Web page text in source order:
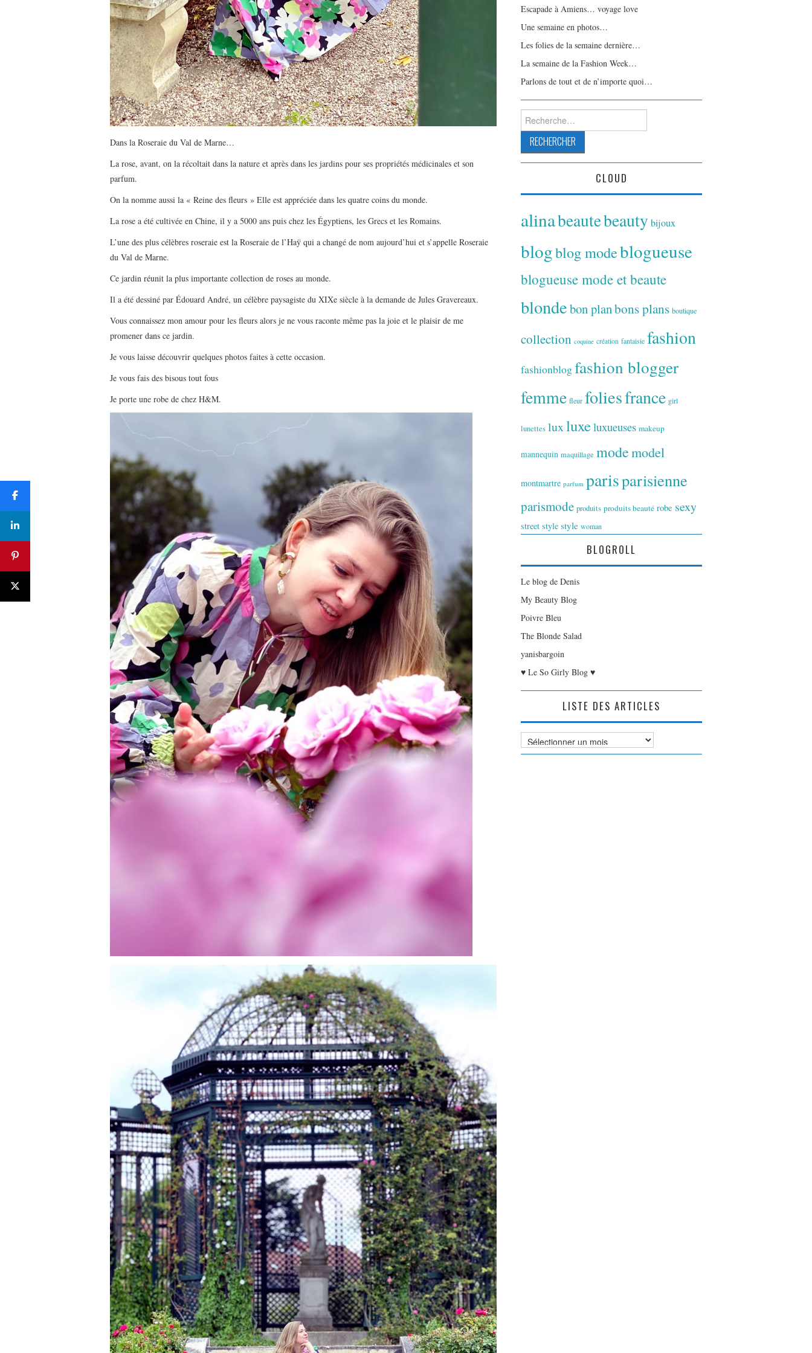
Dans la Roseraie du Val de Marne…
La rose, avant, on la récoltait dans la nature et après dans les jardins pour ses propriétés médicinales et son
parfum.
On la nomme aussi la « Reine des fleurs » Elle est appréciée dans les quatre coins du monde.
La rose a été cultivée en Chine, il y a 5000 ans puis chez les Égyptiens, les Grecs et les Romains.
L’une des plus célèbres roseraie est la Roseraie de l’Haÿ qui a changé de nom aujourd’hui et s’appelle Roseraie
du Val de Marne.
Ce jardin réunit la plus importante collection de roses au monde.
Il a été dessiné par Édouard André, un célèbre paysagiste du XIXe siècle à la demande de Jules Gravereaux.
Vous connaissez mon amour pour les fleurs alors je ne vous raconte même pas la joie et le plaisir de me
promener dans ce jardin.
Je vous laisse découvrir quelques photos faites à cette occasion.
Je vous fais des bisous tout fous
Je porte une robe de chez H&M.
Escapade à Amiens… voyage love
Une semaine en photos…
Les folies de la semaine dernière…
La semaine de la Fashion Week…
Parlons de tout et de n’importe quoi…
Rechercher :
CLOUD
alinabeautebeauty bijoux
blogblog modeblogueuse
blogueuse mode et beaute
blondebon planbons plans boutique
collection coquine création fantaisie fashion
fashionblogfashion blogger
femme fleur foliesfrance girl
lunettes luxluxeluxueuses makeup
mannequin maquillage modemodel
montmartre parfum parisparisienne
parismode produits produits beauté robe sexy
street style style woman
BLOGROLL
Le blog de Denis
My Beauty Blog
Poivre Bleu
The Blonde Salad
yanisbargoin
♥ Le So Girly Blog ♥
LISTE DES ARTICLES
Liste
des